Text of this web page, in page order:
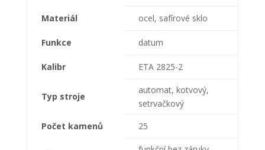
Materiál ocel, safírové sklo
Funkce datum
Kalibr ETA 2825-2
Typ stroje
automat, kotvový,
setrvačkový
Počet kamenů
25